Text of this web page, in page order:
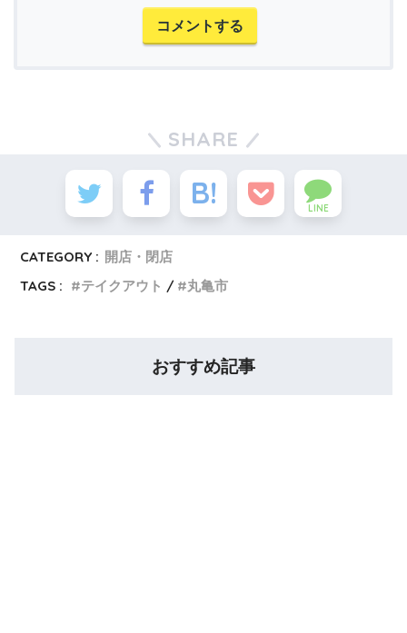
コメントする
SHARE
LINE
CATEGORY : 開店・閉店
TAGS :
テイクアウト 丸亀市
おすすめ記事